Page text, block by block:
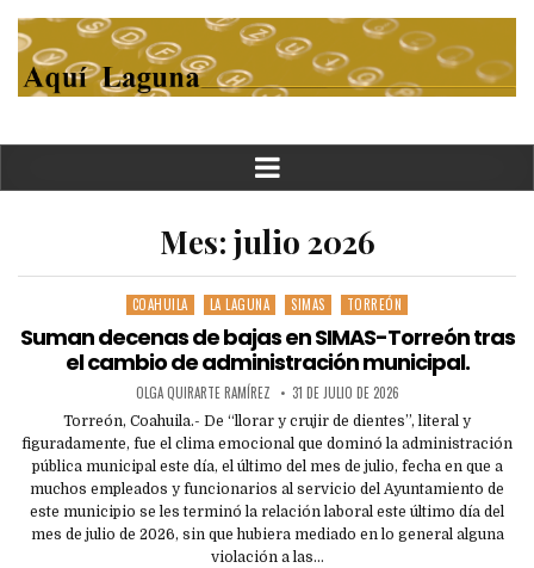
Mes: julio 2026
Posted
COAHUILA LA LAGUNA SIMAS TORREÓN
Suman decenas de bajas en SIMAS-Torreón tras
el cambio de administración municipal.
OLGA QUIRARTE RAMÍREZ 31 DE JULIO DE 2026
Torreón, Coahuila.- De “llorar y crujir de dientes”, literal y
figuradamente, fue el clima emocional que dominó la administración
pública municipal este día, el último del mes de julio, fecha en que a
muchos empleados y funcionarios al servicio del Ayuntamiento de
este municipio se les terminó la relación laboral este último día del
mes de julio de 2026, sin que hubiera mediado en lo general alguna
violación a las…